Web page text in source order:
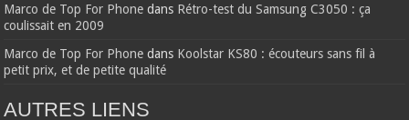
Marco de Top For Phone dans Rétro-test du Samsung C3050 : ça
coulissait en 2009
Marco de Top For Phone dans Koolstar KS80 : écouteurs sans fil à
petit prix, et de petite qualité
AUTRES LIENS